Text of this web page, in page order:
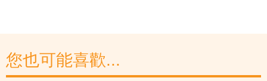
您也可能喜歡...